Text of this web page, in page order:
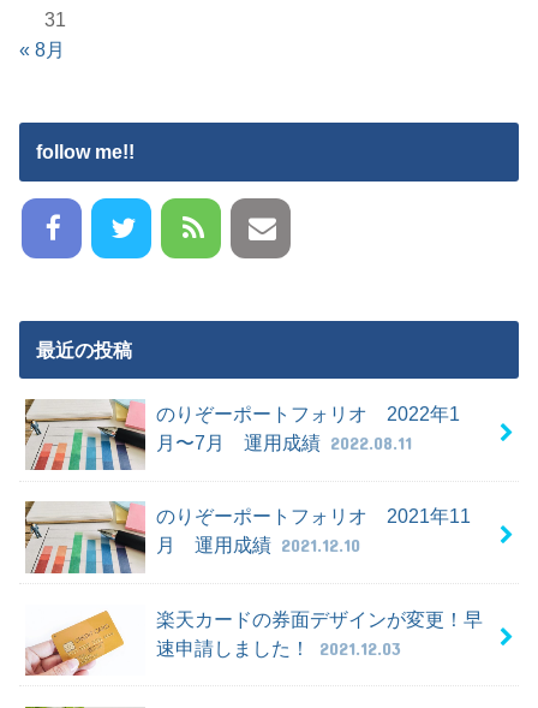
31
« 8月
follow me!!
最近の投稿
のりぞーポートフォリオ 2022年1
月〜7月 運用成績 2022.08.11
のりぞーポートフォリオ 2021年11
月 運用成績 2021.12.10
楽天カードの券面デザインが変更！早
速申請しました！
2021.12.03